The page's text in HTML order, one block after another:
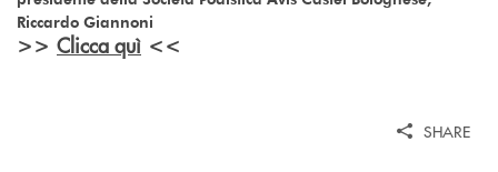
Riccardo Giannoni
>> Clicca quì <<
SHARE